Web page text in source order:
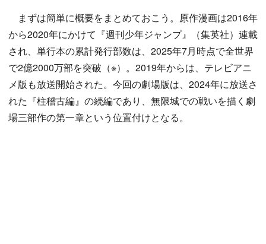
まずは簡単に概要をまとめておこう。原作漫画は2016年
から2020年にかけて『週刊少年ジャンプ』（集英社）連載
され、単行本の累計発行部数は、2025年7月時点で全世界
で2億2000万部を突破（※）。2019年からは、テレビアニ
メ版も放送開始された。今回の劇場版は、2024年に放送さ
れた『柱稽古編』の続編であり、無限城での戦いを描く劇
場三部作の第一章という位置付けとなる。